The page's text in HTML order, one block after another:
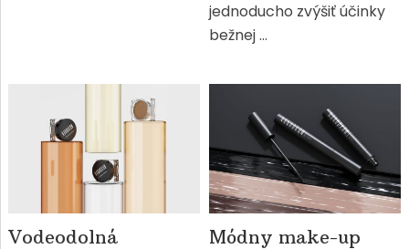
jednoducho zvýšiť účinky
bežnej …
Vodeodolná
Módny make-up